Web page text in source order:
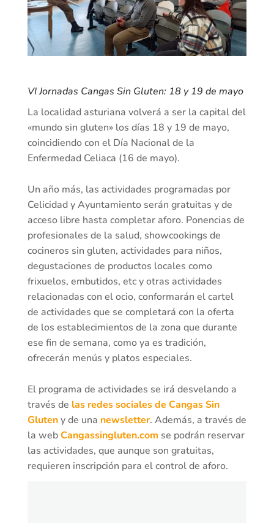
VI Jornadas Cangas Sin Gluten: 18 y 19 de mayo
La localidad asturiana volverá a ser la capital del
«mundo sin gluten» los días 18 y 19 de mayo,
coincidiendo con el Día Nacional de la
Enfermedad Celiaca (16 de mayo).
Un año más, las actividades programadas por
Celicidad y Ayuntamiento serán gratuitas y de
acceso libre hasta completar aforo. Ponencias de
profesionales de la salud, showcookings de
cocineros sin gluten, actividades para niños,
degustaciones de productos locales como
frixuelos, embutidos, etc y otras actividades
relacionadas con el ocio, conformarán el cartel
de actividades que se completará con la oferta
de los establecimientos de la zona que durante
ese fin de semana, como ya es tradición,
ofrecerán menús y platos especiales.
El programa de actividades se irá desvelando a
través de las redes sociales de Cangas Sin
Gluteny de una newsletter. Además, a través de
la webCangassingluten.com se podrán reservar
las actividades, que aunque son gratuitas,
requieren inscripción para el control de aforo.